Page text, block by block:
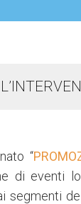
“
di eventi
segmenti